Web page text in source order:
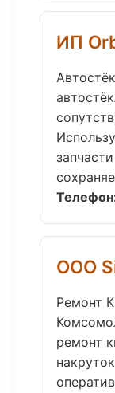
ИП
ООО
Ремонт
ремонт